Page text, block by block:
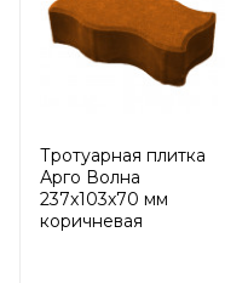
Тротуарная плитка
Арго Волна
237x103x70 мм
коричневая